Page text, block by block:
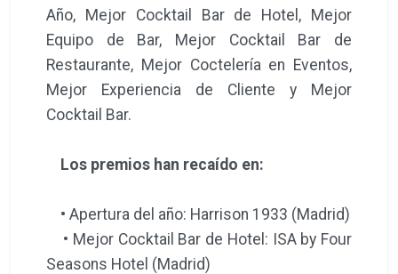
Año, Mejor Cocktail Bar de Hotel, Mejor
Equipo de Bar, Mejor Cocktail Bar de
Restaurante, Mejor Coctelería en Eventos,
Mejor Experiencia de Cliente y Mejor
Cocktail Bar.
Los premios han recaído en:
• Apertura del año: Harrison 1933 (Madrid)
• Mejor Cocktail Bar de Hotel: ISA by Four
Seasons Hotel (Madrid)